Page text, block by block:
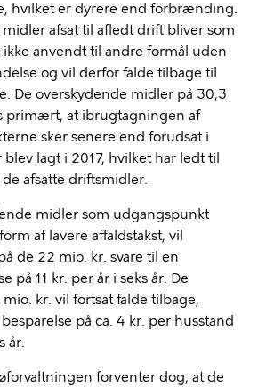
hvilket er dyrere end forbrænding.
afsat til afledt drift bliver som
anvendt til andre formål uden
og vil derfor falde tilbage til
De overskydende midler på 30,3
primært, at ibrugtagningen af
sker senere end forudsat i
lagt i 2017, hvilket har ledt til
de afsatte driftsmidler.
midler som udgangspunkt
af lavere affaldstakst, vil
de 22 mio. kr. svare til en
på 11 kr. per år i seks år. De
kr. vil fortsat falde tilbage,
på ca. 4 kr. per husstand
år.
forventer dog, at de